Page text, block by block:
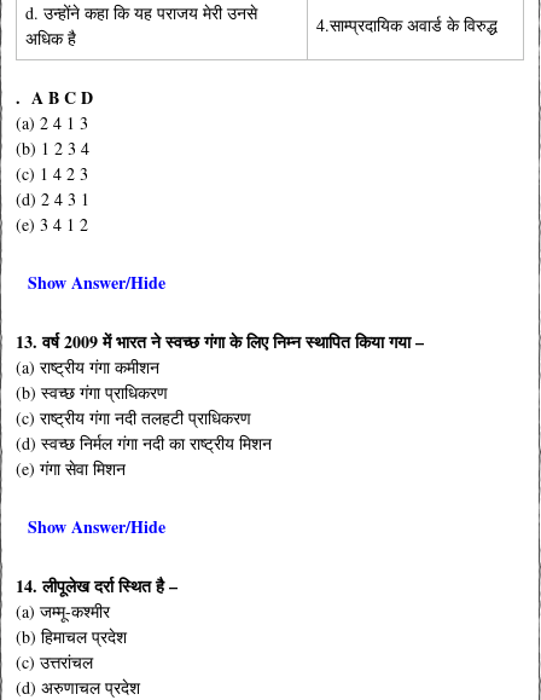
d. उन्होंने कहा कि यह पराजय मेरी उनसे
अधिक है
4.साम्प्रदायिक अवार्ड के विरुद्ध
. A B C D
(a) 2 4 1 3
(b) 1 2 3 4
(c) 1 4 2 3
(d) 2 4 3 1
(e) 3 4 1 2
Show Answer/Hide
13. वर्ष 2009 में भारत ने स्वच्छ गंगा के लिए निम्न स्थापित किया गया –
(a) राष्ट्रीय गंगा कमीशन
(b) स्वच्छ गंगा प्राधिकरण
(c) राष्ट्रीय गंगा नदी तलहटी प्राधिकरण
(d) स्वच्छ निर्मल गंगा नदी का राष्ट्रीय मिशन
(e) गंगा सेवा मिशन
Show Answer/Hide
14. लीपूलेख दर्रा स्थित है –
(a) जम्मू-कश्मीर
(b) हिमाचल प्रदेश
(c) उत्तरांचल
(d) अरुणाचल प्रदेश